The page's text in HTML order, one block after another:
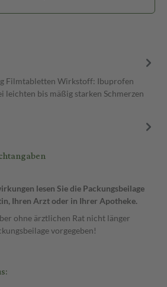
Filmtabletten Wirkstoff: Ibuprofen
leichten bis mäßig starken Schmerzen
lesen Sie die Packungsbeilage
Ihren Arzt oder in Ihrer Apotheke.
ohne ärztlichen Rat nicht länger
vorgegeben!